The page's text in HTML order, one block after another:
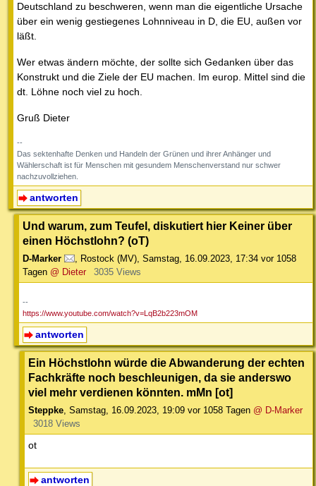
Deutschland zu beschweren, wenn man die eigentliche Ursache
über ein wenig gestiegenes Lohnniveau in D, die EU, außen vor
läßt.
Wer etwas ändern möchte, der sollte sich Gedanken über das
Konstrukt und die Ziele der EU machen. Im europ. Mittel sind die
dt. Löhne noch viel zu hoch.
Gruß Dieter
--
Das sektenhafte Denken und Handeln der Grünen und ihrer Anhänger und
Wählerschaft ist für Menschen mit gesundem Menschenverstand nur schwer
nachzuvollziehen.
antworten
Und warum, zum Teufel, diskutiert hier Keiner über
einen Höchstlohn? (oT)
D-Marker , Rostock (MV), Samstag, 16.09.2023, 17:34 vor 1058
Tagen @ Dieter 3035 Views
--
https://www.youtube.com/watch?v=LqB2b223mOM
antworten
Ein Höchstlohn würde die Abwanderung der echten
Fachkräfte noch beschleunigen, da sie anderswo
viel mehr verdienen könnten. mMn [ot]
Steppke Samstag, 16.09.2023, 19:09 vor 1058 Tagen @ D-Marker
3018 Views
ot
antworten